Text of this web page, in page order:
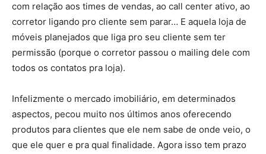
com relação aos times de vendas, ao call center ativo, ao
corretor ligando pro cliente sem parar… E aquela loja de
móveis planejados que liga pro seu cliente sem ter
permissão (porque o corretor passou o mailing dele com
todos os contatos pra loja).
Infelizmente o mercado imobiliário, em determinados
aspectos, pecou muito nos últimos anos oferecendo
produtos para clientes que ele nem sabe de onde veio, o
que ele quer e pra qual finalidade. Agora isso tem prazo